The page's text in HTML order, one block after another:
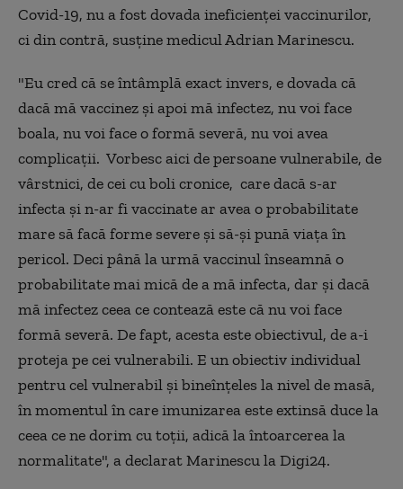
Covid-19, nu a fost dovada ineficienței vaccinurilor,
ci din contră, susține medicul Adrian Marinescu.
"Eu cred că se întâmplă exact invers, e dovada că
dacă mă vaccinez și apoi mă infectez, nu voi face
boala, nu voi face o formă severă, nu voi avea
complicații. Vorbesc aici de persoane vulnerabile, de
vârstnici, de cei cu boli cronice, care dacă s-ar
infecta și n-ar fi vaccinate ar avea o probabilitate
mare să facă forme severe și să-și pună viața în
pericol. Deci până la urmă vaccinul înseamnă o
probabilitate mai mică de a mă infecta, dar și dacă
mă infectez ceea ce contează este că nu voi face
formă severă. De fapt, acesta este obiectivul, de a-i
proteja pe cei vulnerabili. E un obiectiv individual
pentru cel vulnerabil și bineînțeles la nivel de masă,
în momentul în care imunizarea este extinsă duce la
ceea ce ne dorim cu toții, adică la întoarcerea la
normalitate", a declarat Marinescu la Digi24.